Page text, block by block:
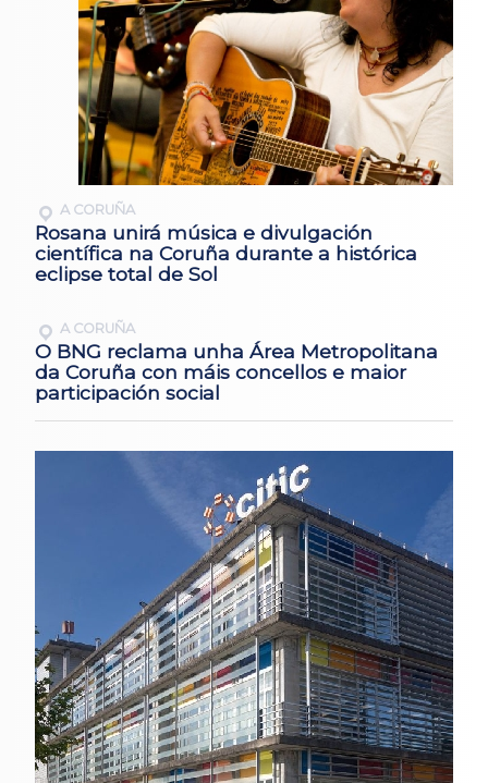
A CORUÑA
Rosana unirá música e divulgación
científica na Coruña durante a histórica
eclipse total de Sol
A CORUÑA
O BNG reclama unha Área Metropolitana
da Coruña con máis concellos e maior
participación social